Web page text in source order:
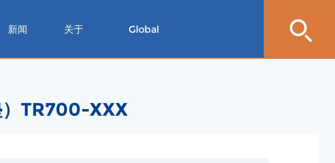
新闻 关于 Global
）TR700-XXX